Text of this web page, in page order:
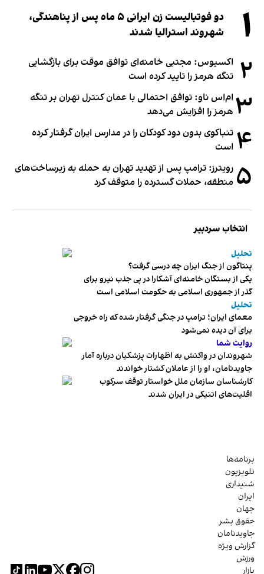
۱
دو فوتبالیست زن ایرانی ۵ ماه پس از پناهندگی،
شهروند استرالیا شدند
۲ اکسیوس: مجتبی خامنه‌ای توافق موقت برای بازگشایی
تنگه هرمز را تایید کرده است
۳ ام‌اس ناو: توافق احتمالی با عمان کنترل تهران بر تنگه
هرمز را افزایش می‌دهد
۴ تنباکوی بدون دود کودکان را در مدارس ایران گرفتار کرده
است
۵ رویترز: ترامپ پس از تهدید تهران به حمله به زیرساخت‌های
منطقه، حملات گسترده را متوقف کرد
انتخاب سردبیر
تحلیل
پنتاگون از جنگ ایران چه درسی گرفت؟
یکی از بستگان خامنه‌ای آشکارا در پی جذب نیرو برای
گذر از جمهوری اسلامی به حکومت اسلامی است
تحلیل
معمای ایران؛ ترامپ در جنگی گرفتار شده که راه خروجی
برای آن دیده نمی‌شود
روایت شما
شهروندان در واکنش به اظهارات پزشکیان درباره آمار
جاویدنامان، او را از عاملان کشتار خواندند
کارشناسان سازمان ملل خواستار توقف سرکوب
اقلیت‌های اتنیکی در ایران شدند
برنامه‌ها
تلویزیون
شنیداری
ایران
جهان
حقوق بشر
جاویدنامان
گزارش ویژه
ورزش
بازار